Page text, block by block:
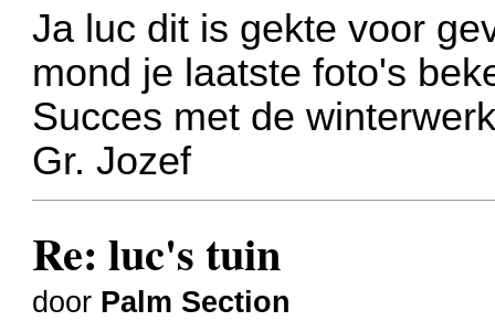
Ja luc dit is gekte voor
mond je laatste foto's
Succes met de
Gr. Jozef
Re: luc's tuin
door Palm Section